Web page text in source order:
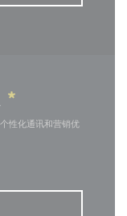
*
性化通讯和营销优